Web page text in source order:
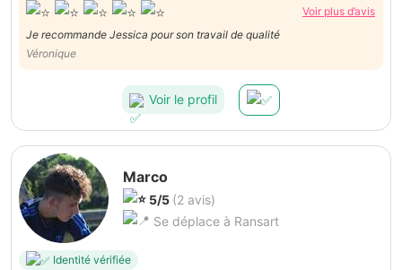
Voir plus d’avis
Je recommande Jessica pour son travail de qualité
Véronique
Voir le profil
Marco
5/5 (2 avis)
Se déplace à Ransart
Identité vérifiée